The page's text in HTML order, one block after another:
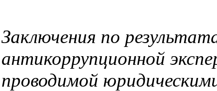
Заключения по
антикоррупционной
проводимой